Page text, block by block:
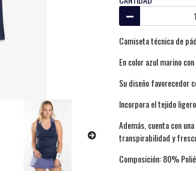
Camiseta técnica de
En color azul marino
Su diseño favorecedor
Incorpora el tejido
Además, cuenta con
transpirabilidad y
Composición: 80%